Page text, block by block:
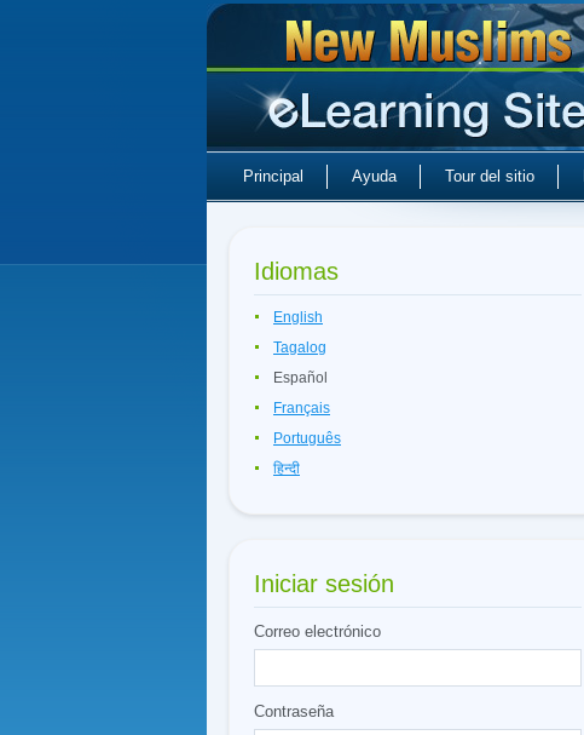
Principal Ayuda Tour del sitio
Idiomas
English
Tagalog
Español
Français
Português
हिन्दी
Iniciar sesión
Correo electrónico
Contraseña